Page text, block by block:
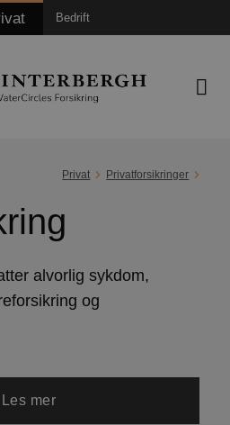
Bedrift
Privat Privatforsikringer
alvorlig sykdom,
og
Les mer